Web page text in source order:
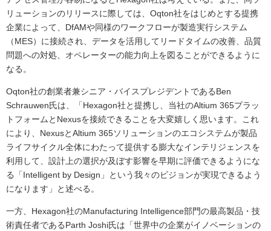
リューションのリリースに際しては、Oqton社をはじめとする提携
企業によって、DfAMや同様のワークフローが製造実行システム
（MES）に接続され、データを活用してリードタイムの改善、品質
問題への対処、オペレーターの能力向上を図ることができるように
なる。
Oqton社の創業者兼シニア・バイスプレジデントであるBen
Schrauwen氏は、「Hexagon社と提携し、当社のAltium 365プラッ
トフォームとNexusを接続できることを大変嬉しく思います。これ
により、NexusとAltium 365ソリューションのエコシステムが製品
ライフサイクル全体にわたって提供する膨大なインテリジェンスを
利用して、設計上の選択が及ぼす影響を早期に評価できるようにな
る「Intelligent by Design」という我々のビジョンが実現できるよう
になります」と述べる。
一方、Hexagon社のManufacturing Intelligence部門の最高製品・技
術責任者であるParth Joshi氏は「世界中の企業がイノベーションの